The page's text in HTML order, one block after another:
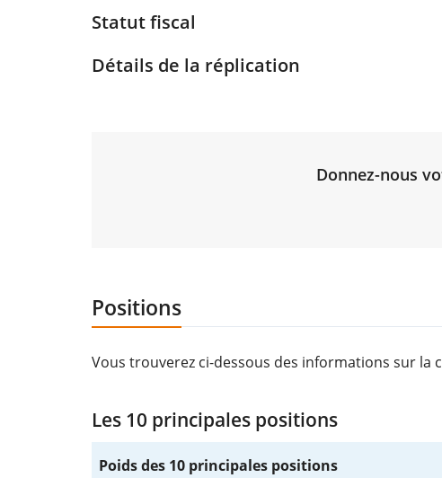
Statut fiscal
Détails de la réplication
Donnez-nous
Positions
Vous trouverez ci-dessous des informations sur la
Les 10 principales positions
Poids des 10 principales positions